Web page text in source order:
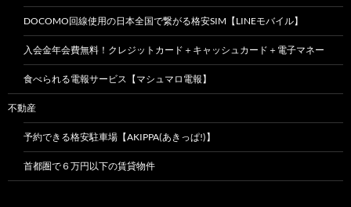
DOCOMO回線使用の日本全国で繋がる格安SIM【LINEモバイル】
入会金年会費無料！クレジットカード＋キャッシュカード＋電子マネー
食べられる電報サービス【マシュマロ電報】
不動産
予約できる格安駐車場【AKIPPA(あきっぱ!)】
首都圏で６万円以下の賃貸物件